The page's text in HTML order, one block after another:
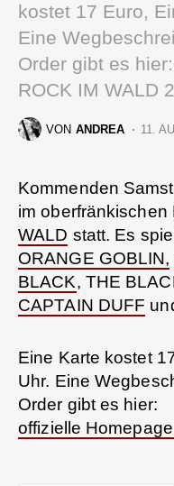
kostet 17 Euro,
Eine
Order gibt es
ROCK IM WALD
VON ANDREA 11.
Kommenden
im oberfränkischen
WALD statt. Es
ORANGE GOBLIN,
BLACK, THE
CAPTAIN DUFF
Eine Karte kostet
Uhr. Eine
Order gibt es hier:
offizielle